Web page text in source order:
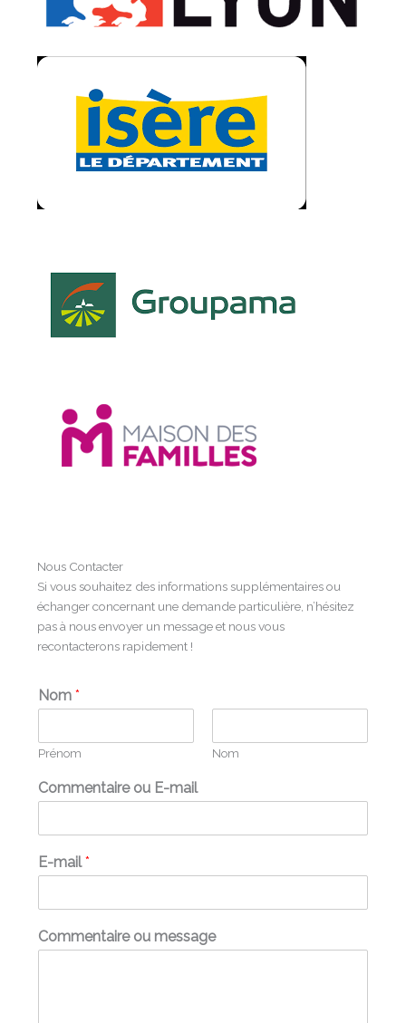
Nous Contacter
Si vous souhaitez des informations supplémentaires ou
échanger concernant une demande particulière, n’hésitez
pas à nous envoyer un message et nous vous
recontacterons rapidement !
Nom *
Prénom Nom
Commentaire ou E-mail
E-mail*
Commentaire ou message